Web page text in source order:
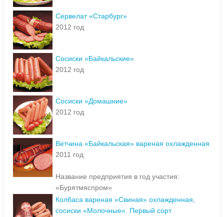
Сервелат «Старбург»
2012 год
Сосиски «Байкальские»
2012 год
Сосиски «Домашние»
2012 год
Ветчина «Байкальская» вареная охлажденная
2011 год
Название предприятия в год участия:
«Бурятмяспром»
Колбаса вареная «Свиная» охлажденная,
сосиски «Молочные». Первый сорт